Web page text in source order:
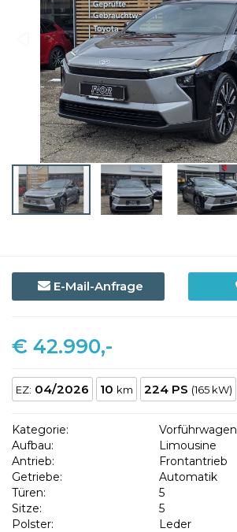
E-Mail-Anfrage
€ 42.990,-
EZ: 04/2026 10 km 224 PS (165 kW)
Kategorie:
Vorführwagen
Aufbau:
Limousine
Antrieb:
Frontantrieb
Getriebe:
Automatik
Türen:
5
Sitze:
5
Polster:
Leder